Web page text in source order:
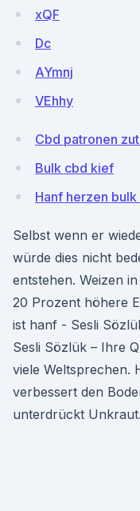
xQF
Dc
AYmnj
VEhhy
Cbd patronen
Bulk cbd kief
Hanf herzen bulk
Selbst wenn er
würde dies nicht
entstehen. Weizen
20 Prozent höhere
ist hanf - Sesli
Sesli Sözlük – Ihre
viele
verbessert den
unterdrückt Unkraut.